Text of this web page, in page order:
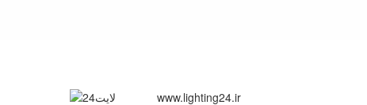
www.lighting24.ir